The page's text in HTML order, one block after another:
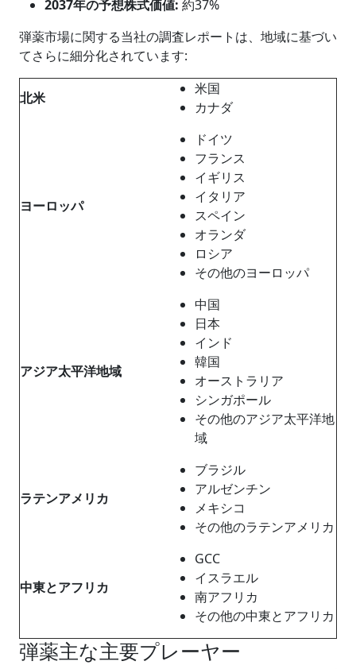
2037年の予想株式価値: 約37%
弾薬市場に関する当社の調査レポートは、地域に基づい
てさらに細分化されています:
北米
米国
カナダ
ヨーロッパ
ドイツ
フランス
イギリス
イタリア
スペイン
オランダ
ロシア
その他のヨーロッパ
アジア太平洋地域
中国
日本
インド
韓国
オーストラリア
シンガポール
その他のアジア太平洋地
域
ラテンアメリカ
ブラジル
アルゼンチン
メキシコ
その他のラテンアメリカ
中東とアフリカ
GCC
イスラエル
南アフリカ
その他の中東とアフリカ
弾薬主な主要プレーヤー